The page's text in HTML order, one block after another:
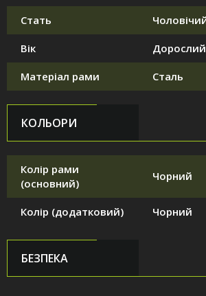
Стать
Вік Дорослий
Матеріал рами Сталь
КОЛЬОРИ
Колір рами
(основний)
Чорний
Колір (додатковий) Чорний
БЕЗПЕКА